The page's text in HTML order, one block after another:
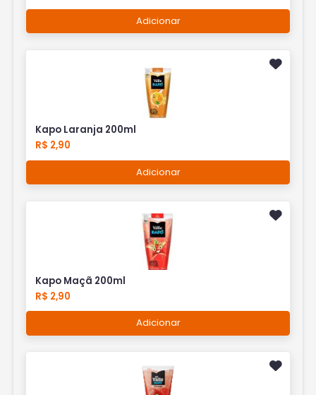
Adicionar
Kapo Laranja 200ml
R$ 2,90
Adicionar
Kapo Maçã 200ml
R$ 2,90
Adicionar